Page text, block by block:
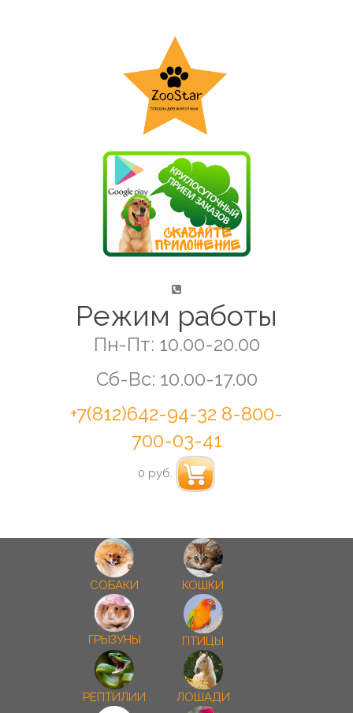
Режим работы
Пн-Пт: 10.00-20.00
Сб-Вс: 10.00-17.00
+7(812)642-94-32 8-800-
700-03-41
0 руб.
СОБАКИ КОШКИ
ГРЫЗУНЫ ПТИЦЫ
РЕПТИЛИИ ЛОШАДИ